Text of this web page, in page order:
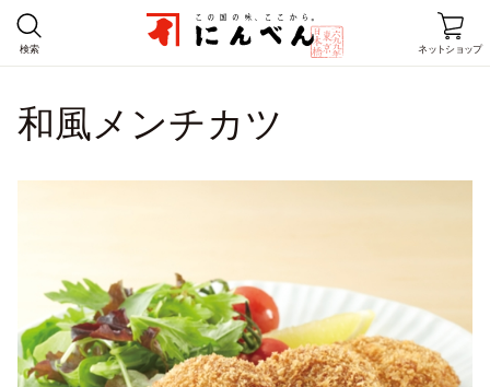
検索 ネットショップ
ホーム
店舗情報
にんべんとは
和風メンチカツ